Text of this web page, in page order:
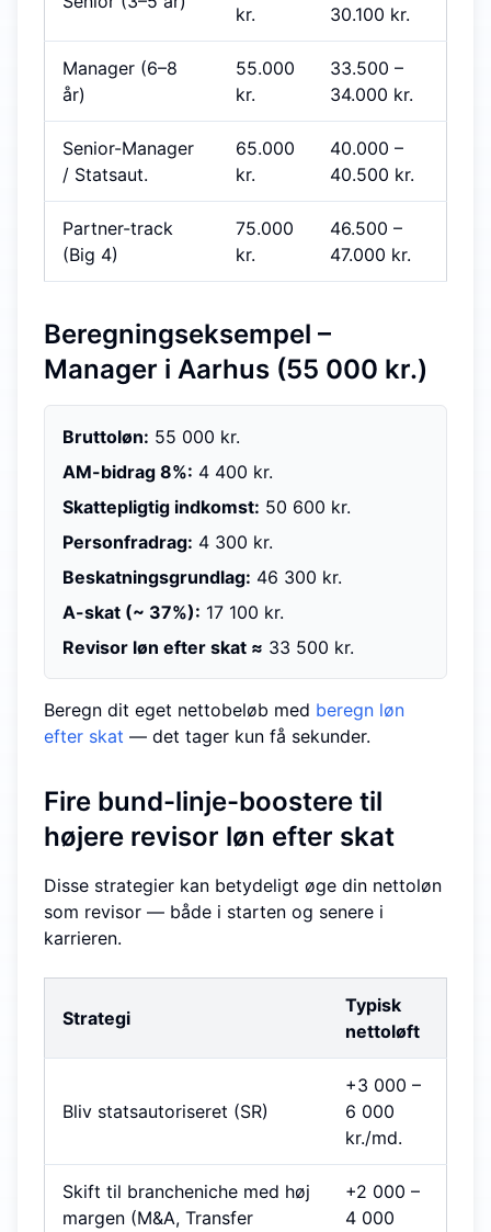
kr. 30.100 kr.
Manager (6–8
år)
55.000
kr.
33.500 –
34.000 kr.
Senior-Manager
/ Statsaut.
65.000
kr.
40.000 –
40.500 kr.
Partner-track
(Big 4)
75.000
kr.
46.500 –
47.000 kr.
Beregningseksempel –
Manager i Aarhus (55 000 kr.)
Bruttoløn: 55 000 kr.
AM-bidrag 8%: 4 400 kr.
Skattepligtig indkomst: 50 600 kr.
Personfradrag: 4 300 kr.
Beskatningsgrundlag: 46 300 kr.
A-skat (~ 37%): 17 100 kr.
Revisor løn efter skat ≈ 33 500 kr.
Beregn dit eget nettobeløb med beregn løn
efter skat — det tager kun få sekunder.
Fire bund-linje-boostere til
højere revisor løn efter skat
Disse strategier kan betydeligt øge din nettoløn
som revisor — både i starten og senere i
karrieren.
Strategi
Typisk
nettoløft
Bliv statsautoriseret (SR)
+3 000 –
6 000
kr./md.
Skift til brancheniche med høj
margen (M&A, Transfer
+2 000 –
4 000